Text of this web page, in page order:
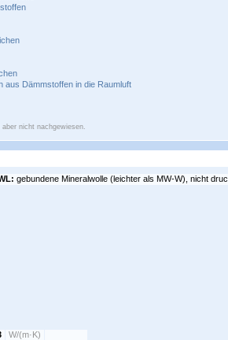
aus Dämmstoffen in die Raumluft
nicht nachgewiesen.
gebundene Mineralwolle (leichter als MW-W), nicht
W/(m·K)